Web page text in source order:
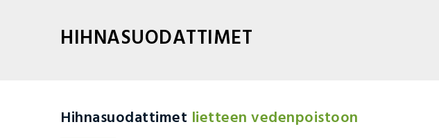
HIHNASUODATTIMET
Hihnasuodattimet lietteen vedenpoistoon